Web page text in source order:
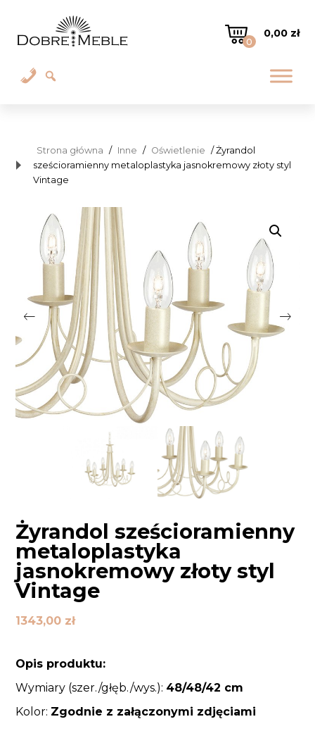
0
0,00 zł
Strona główna / Inne / Oświetlenie / Żyrandol
sześcioramienny metaloplastyka jasnokremowy złoty styl
Vintage
Żyrandol sześcioramienny
metaloplastyka
jasnokremowy złoty styl
Vintage
1343,00 zł
Opis produktu:
Wymiary (szer./głęb./wys.): 48/48/42 cm
Kolor: Zgodnie z załączonymi zdjęciami